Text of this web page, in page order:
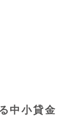
中小貸金